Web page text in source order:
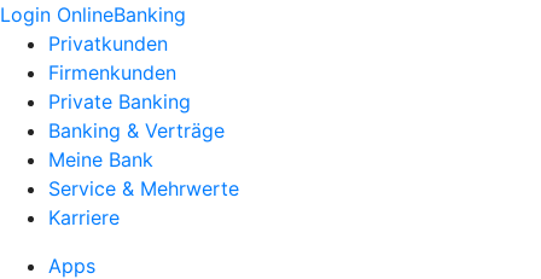
Login OnlineBanking
Privatkunden
Firmenkunden
Private Banking
Banking & Verträge
Meine Bank
Service & Mehrwerte
Karriere
Apps